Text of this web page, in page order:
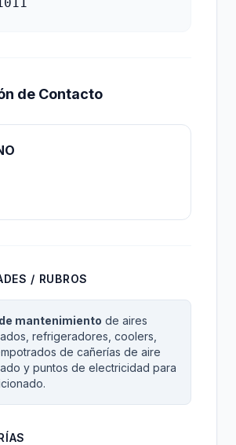
de Contacto
/ RUBROS
mantenimiento de aires
refrigeradores, coolers,
de cañerías de aire
y puntos de electricidad para